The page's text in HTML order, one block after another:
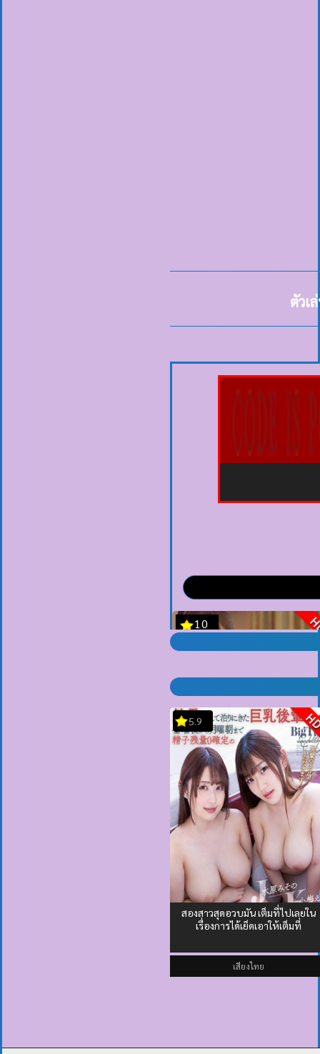
ตัวเ
5.9
สองสาวสุดอวบมัน เต็มที่ไปเลยใน
เรื่องการได้เย็ดเอาให้เต็มที่
เสียงไทย